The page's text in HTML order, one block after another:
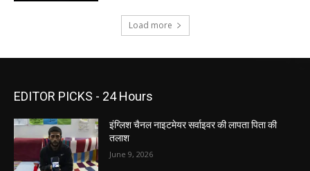
Load more
EDITOR PICKS - 24 Hours
इंग्लिश चैनल नाइटमेयर सर्वाइवर की लापता पिता की
तलाश
June 9, 2026